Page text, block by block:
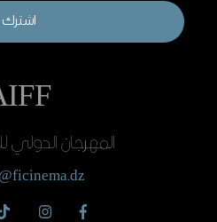
اشترك
المهرجان الدولي